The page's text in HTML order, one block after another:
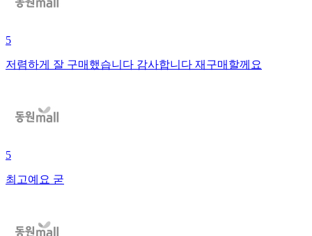
5
저렴하게 잘 구매했습니다 감사합니다 재구매할께요
5
최고예요 굳